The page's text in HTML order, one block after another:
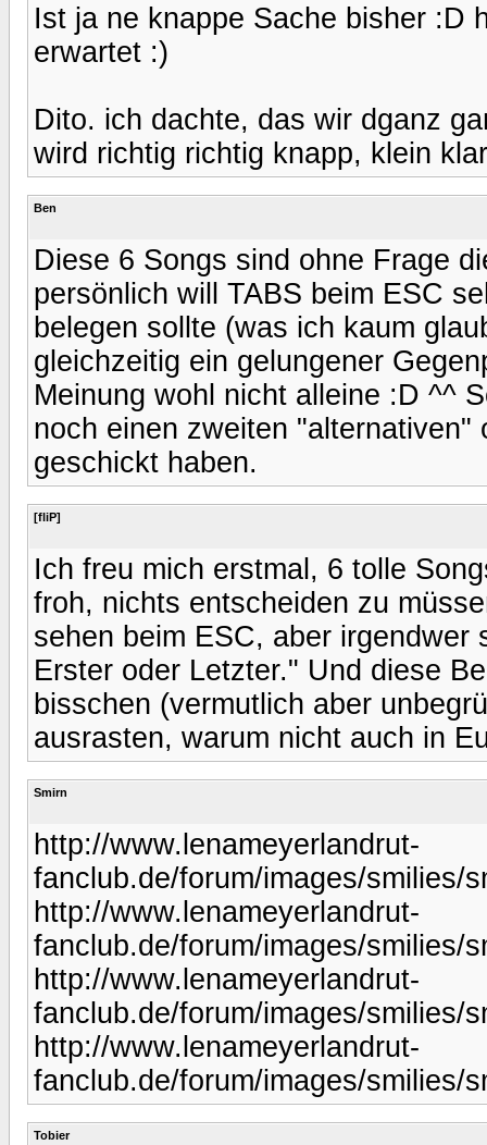
Ist ja ne knappe Sache bisher :D
erwartet :)
Dito. ich dachte, das wir dganz
wird richtig richtig knapp, klein
Ben
Diese 6 Songs sind ohne Frage
persönlich will TABS beim ESC
belegen sollte (was ich kaum
gleichzeitig ein gelungener
Meinung wohl nicht alleine :D ^^
noch einen zweiten
geschickt haben.
[fliP]
Ich freu mich erstmal, 6 tolle
froh, nichts entscheiden zu
sehen beim ESC, aber irgendwer
Erster oder Letzter." Und diese
bisschen (vermutlich aber
ausrasten, warum nicht auch in
Smirn
http://www.lenameyerlandrut-
fanclub.de/forum/images/smilies/
http://www.lenameyerlandrut-
fanclub.de/forum/images/smilies/
http://www.lenameyerlandrut-
fanclub.de/forum/images/smilies/
http://www.lenameyerlandrut-
fanclub.de/forum/images/smilies/
Tobier